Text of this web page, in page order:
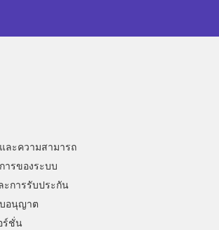
ะความสามารถ
ารของระบบ
ะการรับประกัน
อนุญาต
ร์ชั่น